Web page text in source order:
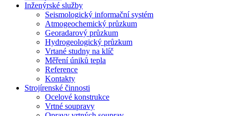
Inženýrské služby
Seismologický informační systém
Atmogeochemický průzkum
Georadarový průzkum
Hydrogeologický průzkum
Vrtané studny na klíč
Měření úniků tepla
Reference
Kontakty
Strojírenské činnosti
Ocelové konstrukce
Vrtné soupravy